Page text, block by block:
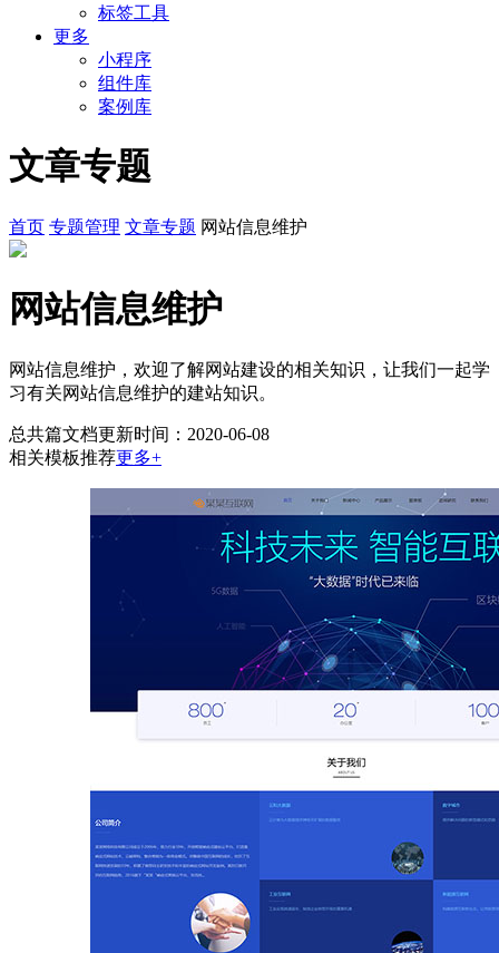
标签工具
更多
小程序
组件库
案例库
文章专题
首页 专题管理 文章专题 网站信息维护
网站信息维护
网站信息维护，欢迎了解网站建设的相关知识，让我们一起学
习有关网站信息维护的建站知识。
总共篇文档更新时间：2020-06-08
相关模板推荐更多+